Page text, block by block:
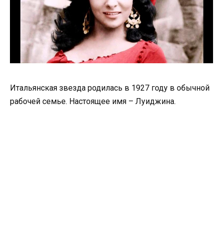
Итальянская звезда родилась в 1927 году в обычной
рабочей семье. Настоящее имя – Луиджина.